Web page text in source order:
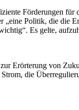
Förderungen
„eine Politik, die die
Es gelte,
Erörterung von
die